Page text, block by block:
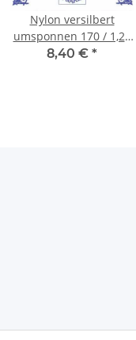
Nylon versilbert
umsponnen 170 / 1,27
100 cm
8,40 € *